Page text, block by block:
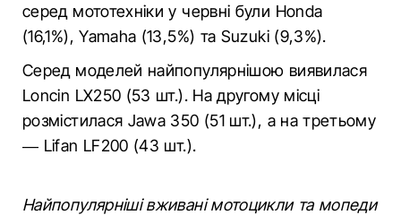
серед мототехніки у червні були Honda
(16,1%), Yamaha (13,5%) та Suzuki (9,3%).
Серед моделей найпопулярнішою виявилася
Loncin LX250 (53 шт.). На другому місці
розмістилася Jawa 350 (51 шт.), а на третьому
— Lifan LF200 (43 шт.).
Найпопулярніші вживані мотоцикли та мопеди